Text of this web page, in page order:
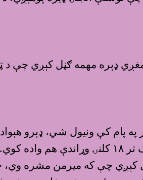
ډېره مهمه ګڼل کېږي چې د
چې که ميرمن مشره وي،